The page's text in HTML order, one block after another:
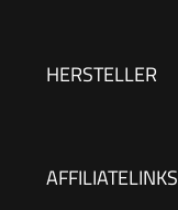
HERSTELLER
AFFILIATELINKS